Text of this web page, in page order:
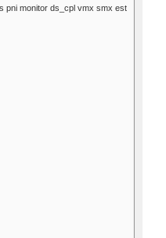
monitor ds_cpl vmx smx est